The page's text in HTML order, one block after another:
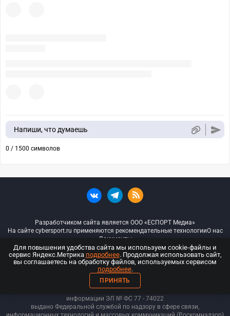
Напиши, что думаешь
0 / 1500 символов
Разработчиком сайта является ООО «ЕСПОРТ Медиа»
На сайте cybersport.ru применяются рекомендательные технологииО нас
Документы
© ООО «Киберспорт.ру» — Все права защищены
18+
ООО «Киберспорт.ру». Свидетельство о регистрации средств массовой
информации ЭЛ № ФС 77 - 74022
выдано Федеральной службой по надзору в сфере связи,
Для повышения удобства сайта мы используем cookie-файлы и
сервис Яндекс.Метрика подробнее. Продолжая использовать сайт,
вы соглашаетесь на обработку файлов, используемых сервисом
подробнее.
ПРИНЯТЬ